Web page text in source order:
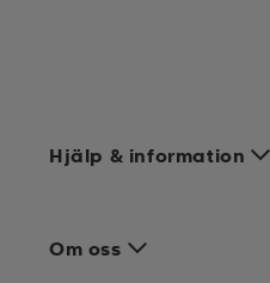
Hjälp & information
Om oss